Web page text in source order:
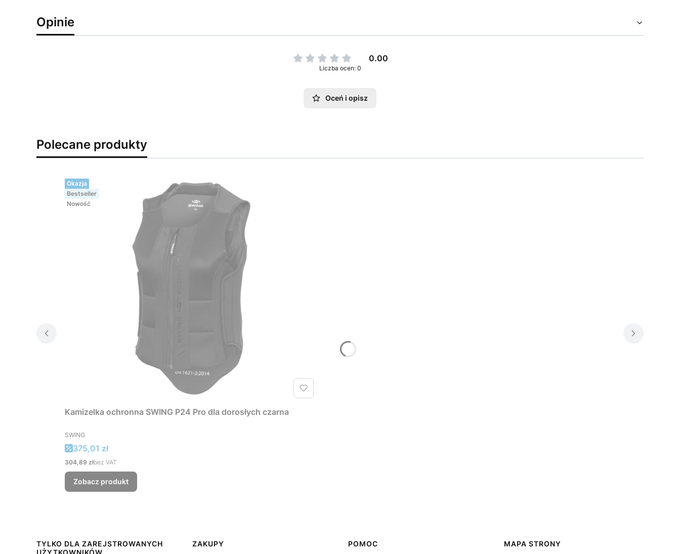
Opinie
0.00
Liczba ocen: 0
Oceń i opisz
Polecane produkty
Okazja
Bestseller
Nowość
Kamizelka ochronna SWING P24 Pro dla dorosłych czarna
PRODUCENT
SWING
Cena promocyjna
375,01 zł
Cena
304,89 złbez VAT
Zobacz produkt
Linki w stopce
TYLKO DLA ZAREJSTROWANYCH
UŻYTKOWNIKÓW
ZAKUPY POMOC MAPA STRONY